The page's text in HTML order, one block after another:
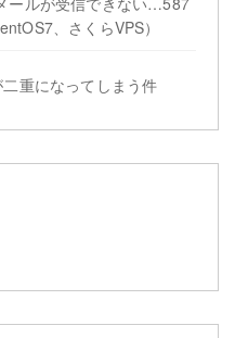
、さくらVPS）
重になってしまう件